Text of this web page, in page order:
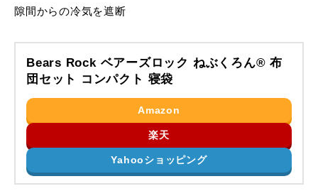
隙間からの冷気を遮断
Bears Rock ベアーズロック ねぶくろん® 布
団セット コンパクト 寝袋
Amazon
楽天
Yahooショッピング